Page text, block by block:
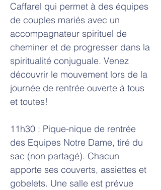
Caffarel qui permet à des équipes
de couples mariés avec un
accompagnateur spirituel de
cheminer et de progresser dans la
spiritualité conjuguale. Venez
découvrir le mouvement lors de la
journée de rentrée ouverte à tous
et toutes!
11h30 : Pique-nique de rentrée
des Equipes Notre Dame, tiré du
sac (non partagé). Chacun
apporte ses couverts, assiettes et
gobelets. Une salle est prévue